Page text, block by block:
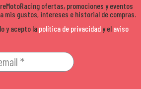
ofertas, promociones y eventos
mis gustos, intereses e historial de compras.
y acepto la política de privacidady el aviso